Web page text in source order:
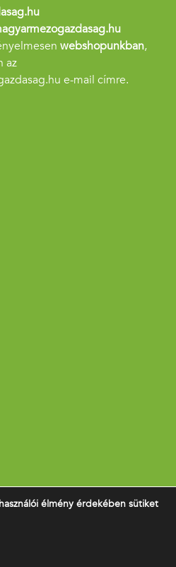
webshopunkban,
az
e-mail címre.
élmény érdekében sütiket